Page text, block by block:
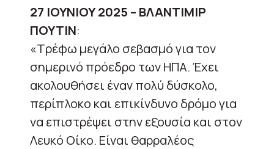
27 ΙΟΥΝΙΟΥ 2025 – ΒΛΑΝΤΙΜΙΡ
ΠΟΥΤΙΝ:
«Τρέφω μεγάλο σεβασμό για τον
σημερινό πρόεδρο των ΗΠΑ. Έχει
ακολουθήσει έναν πολύ δύσκολο,
περίπλοκο και επικίνδυνο δρόμο για
να επιστρέψει στην εξουσία και στον
Λευκό Οίκο. Είναι θαρραλέος